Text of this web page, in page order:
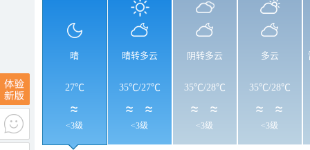
晴
27℃
<3级
晴转多云
35℃/27℃
<3级
阴转多云
35℃/28℃
<3级
多云
35℃/28℃
<3级